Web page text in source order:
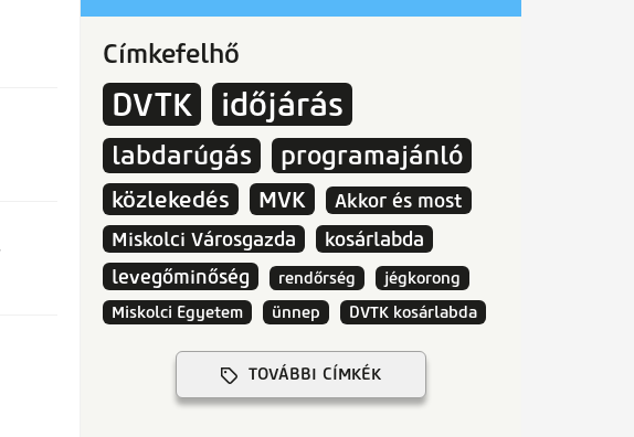
Címkefelhő
DVTK időjárás
labdarúgás programajánló
közlekedés MVK
Akkor és most
Miskolci Városgazda
kosárlabda
levegőminőség
rendőrség
jégkorong
Miskolci Egyetem
ünnep DVTK kosárlabda
TOVÁBBI CÍMKÉK